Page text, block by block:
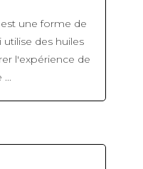
une forme de
utilise des huiles
l'expérience de